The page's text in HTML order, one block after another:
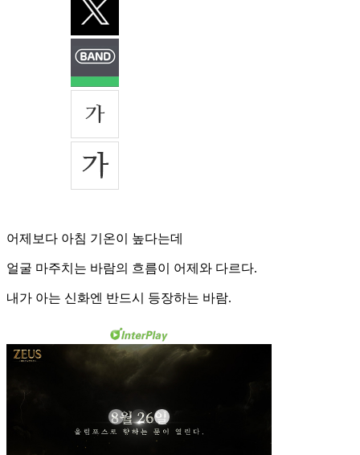
어제보다 아침 기온이 높다는데
얼굴 마주치는 바람의 흐름이 어제와 다르다.
내가 아는 신화엔 반드시 등장하는 바람.